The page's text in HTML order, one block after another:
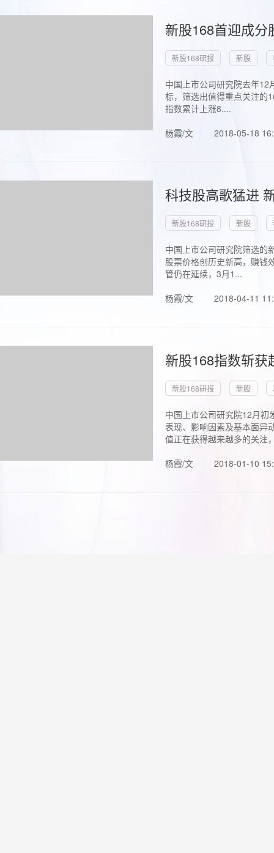
新股168首迎成
新股168研报 新股
中国上市公司研究院去年
标，筛选出值得重点关注的
指数累计上涨8....
杨霞/文
2018-05-18
科技股高歌猛进
新股168研报 新股
中国上市公司研究院筛选的
股票价格创历史新高，赚钱
管仍在延续，3月1...
杨霞/文
2018-04-11
新股168指数斩
新股168研报 新股
中国上市公司研究院12月初
表现、影响因素及基本面异
值正在获得越来越多的关注
杨霞/文
2018-01-10